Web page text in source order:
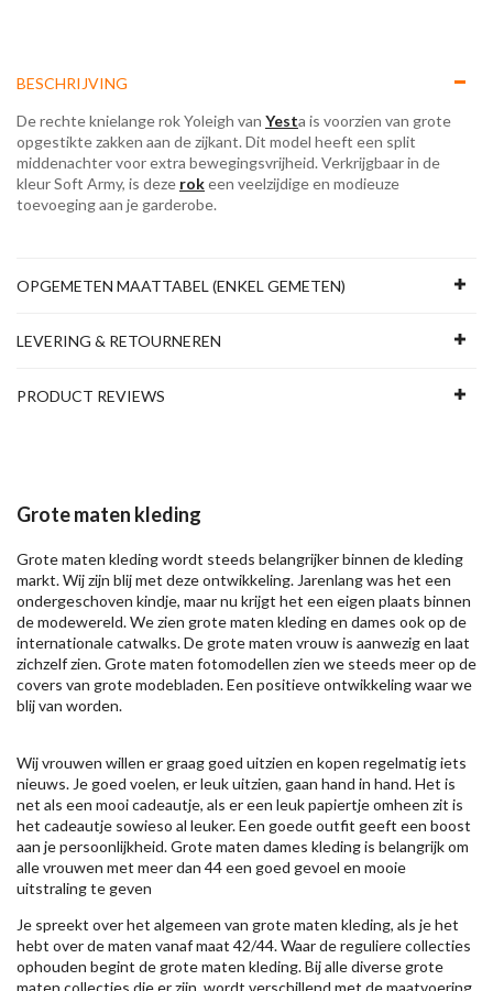
BESCHRIJVING
De rechte knielange rok Yoleigh van Yesta is voorzien van grote
opgestikte zakken aan de zijkant. Dit model heeft een split
middenachter voor extra bewegingsvrijheid. Verkrijgbaar in de
kleur Soft Army, is deze rokeen veelzijdige en modieuze
toevoeging aan je garderobe.
OPGEMETEN MAATTABEL (ENKEL GEMETEN)
LEVERING & RETOURNEREN
PRODUCT REVIEWS
Grote maten kleding
Grote maten kleding wordt steeds belangrijker binnen de kleding
markt. Wij zijn blij met deze ontwikkeling. Jarenlang was het een
ondergeschoven kindje, maar nu krijgt het een eigen plaats binnen
de modewereld. We zien grote maten kleding en dames ook op de
internationale catwalks. De grote maten vrouw is aanwezig en laat
zichzelf zien. Grote maten fotomodellen zien we steeds meer op de
covers van grote modebladen. Een positieve ontwikkeling waar we
blij van worden.
Wij vrouwen willen er graag goed uitzien en kopen regelmatig iets
nieuws. Je goed voelen, er leuk uitzien, gaan hand in hand. Het is
net als een mooi cadeautje, als er een leuk papiertje omheen zit is
het cadeautje sowieso al leuker. Een goede outfit geeft een boost
aan je persoonlijkheid. Grote maten dames kleding is belangrijk om
alle vrouwen met meer dan 44 een goed gevoel en mooie
uitstraling te geven
Je spreekt over het algemeen van grote maten kleding, als je het
hebt over de maten vanaf maat 42/44. Waar de reguliere collecties
ophouden begint de grote maten kleding. Bij alle diverse grote
maten collecties die er zijn, wordt verschillend met de maatvoering